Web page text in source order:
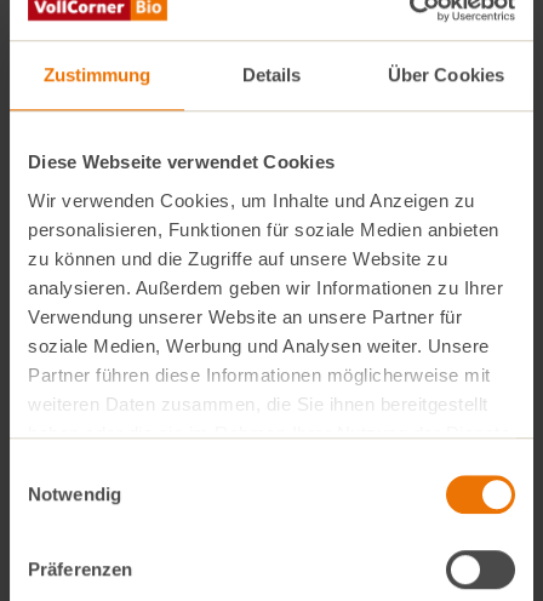
Zustimmung Details Über Cookies
Diese Webseite verwendet Cookies
Wir verwenden Cookies, um Inhalte und Anzeigen zu
personalisieren, Funktionen für soziale Medien anbieten
zu können und die Zugriffe auf unsere Website zu
analysieren. Außerdem geben wir Informationen zu Ihrer
Verwendung unserer Website an unsere Partner für
soziale Medien, Werbung und Analysen weiter. Unsere
Partner führen diese Informationen möglicherweise mit
weiteren Daten zusammen, die Sie ihnen bereitgestellt
haben oder die sie im Rahmen Ihrer Nutzung der Dienste
Notwendig
Präferenzen